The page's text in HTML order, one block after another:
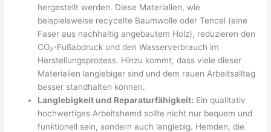
hergestellt werden. Diese Materialien, wie
beispielsweise recycelte Baumwolle oder Tencel (eine
Faser aus nachhaltig angebautem Holz), reduzieren den
CO₂-Fußabdruck und den Wasserverbrauch im
Herstellungsprozess. Hinzu kommt, dass viele dieser
Materialien langlebiger sind und dem rauen Arbeitsalltag
besser standhalten können.
Langlebigkeit und Reparaturfähigkeit: Ein qualitativ
hochwertiges Arbeitshemd sollte nicht nur bequem und
funktionell sein, sondern auch langlebig. Hemden, die